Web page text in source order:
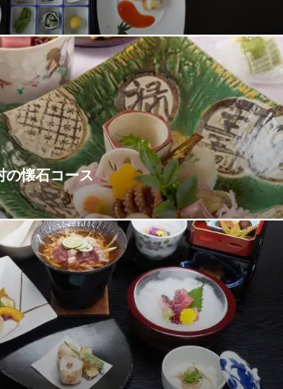
『りんどう』8,500円（税込）は、季節を感じ
使ったメニューが特徴です！一番美味しい時
を頂く、極上の贅沢をお楽しみください♪
う
和食
17分
町木村474-2
の懐石コース
五味調和の心得のもと、本格的な懐石をご用
やかな見た目に、出汁や食材の豊かな香り…
感を使ってご堪能いただけます。 ■ご結納・
寿・七五三・お節句・お誕生会など、おめで
ご法要でもご用意をさせていただきます。